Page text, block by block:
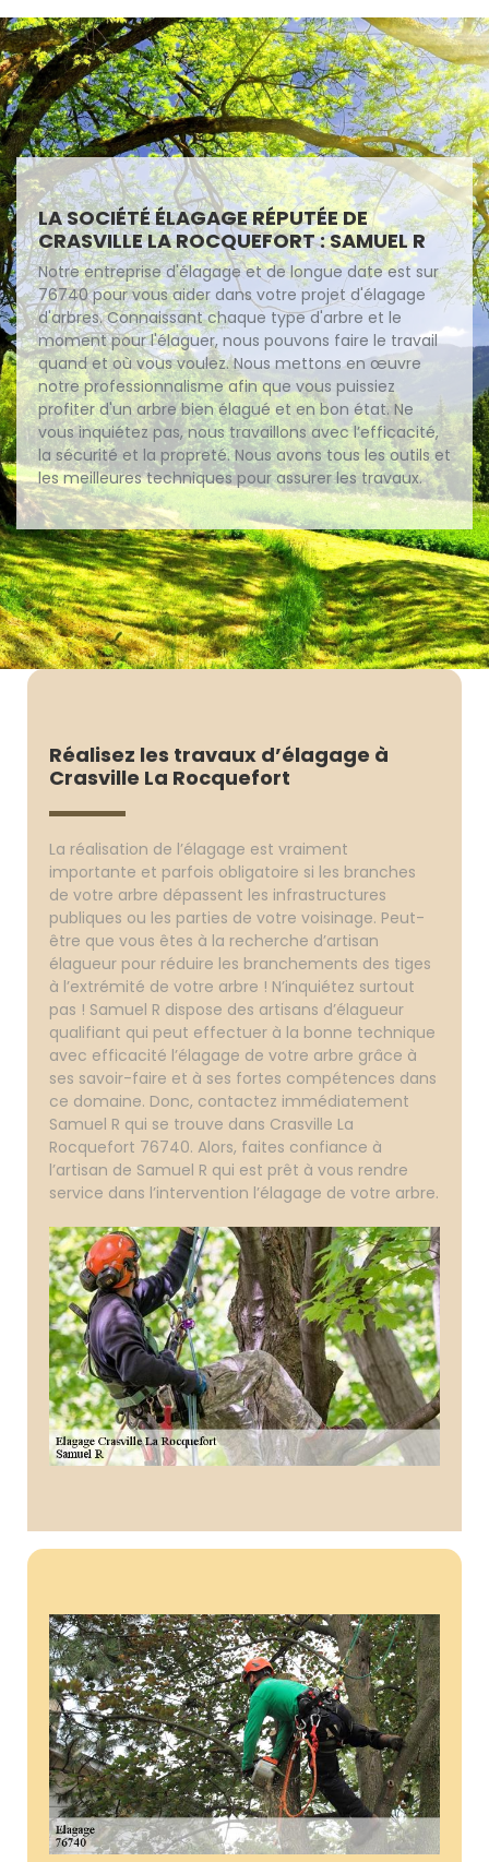
LA SOCIÉTÉ ÉLAGAGE RÉPUTÉE DE
CRASVILLE LA ROCQUEFORT : SAMUEL R
Notre entreprise d'élagage et de longue date est sur
76740 pour vous aider dans votre projet d'élagage
d'arbres. Connaissant chaque type d'arbre et le
moment pour l'élaguer, nous pouvons faire le travail
quand et où vous voulez. Nous mettons en œuvre
notre professionnalisme afin que vous puissiez
profiter d'un arbre bien élagué et en bon état. Ne
vous inquiétez pas, nous travaillons avec l’efficacité,
la sécurité et la propreté. Nous avons tous les outils et
les meilleures techniques pour assurer les travaux.
Réalisez les travaux d’élagage à
Crasville La Rocquefort
La réalisation de l’élagage est vraiment
importante et parfois obligatoire si les branches
de votre arbre dépassent les infrastructures
publiques ou les parties de votre voisinage. Peut-
être que vous êtes à la recherche d’artisan
élagueur pour réduire les branchements des tiges
à l’extrémité de votre arbre ! N’inquiétez surtout
pas ! Samuel R dispose des artisans d’élagueur
qualifiant qui peut effectuer à la bonne technique
avec efficacité l’élagage de votre arbre grâce à
ses savoir-faire et à ses fortes compétences dans
ce domaine. Donc, contactez immédiatement
Samuel R qui se trouve dans Crasville La
Rocquefort 76740. Alors, faites confiance à
l’artisan de Samuel R qui est prêt à vous rendre
service dans l’intervention l’élagage de votre arbre.